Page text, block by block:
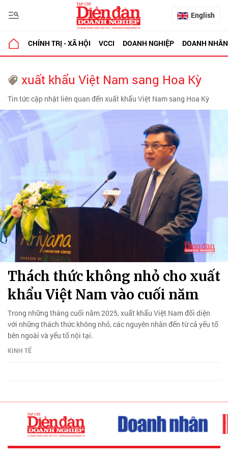
English
CHÍNH TRỊ - XÃ HỘI VCCI DOANH NGHIỆP DOANH NHÂN
xuất khẩu Việt Nam sang Hoa Kỳ
Tin tức cập nhật liên quan đến xuất khẩu Việt Nam sang Hoa Kỳ
Thách thức không nhỏ cho xuất
khẩu Việt Nam vào cuối năm
Trong những tháng cuối năm 2025, xuất khẩu Việt Nam đối diện
với những thách thức không nhỏ, các nguyên nhân đến từ cả yếu tố
bên ngoài và yếu tố nội tại.
KINH TẾ